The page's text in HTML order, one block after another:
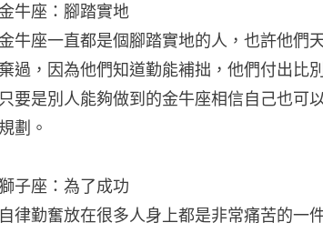
座：腳踏實地
座一直都是個腳踏實地的人，也許他們
過，因為他們知道勤能補拙，他們付出比
要是別人能夠做到的金牛座相信自己也可
劃。
座：為了成功
勤奮放在很多人身上都是非常痛苦的一件